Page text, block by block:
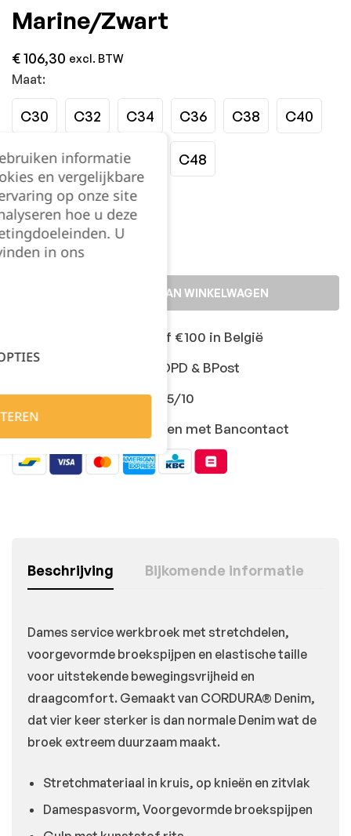
Marine/Zwart
€106,30 excl. BTW
Maat:
C30 C32 C34 C36 C38 C40
C42 C44 C46 C48
Kies je aantal:
TOEVOEGEN AAN WINKELWAGEN
Gratis levering vanaf €100 in België
Snelle levering met DPD & BPost
Klanten geven ons 9,5/10
Veilig online afrekenen met Bancontact
Beschrijving Bijkomende informatie
Dames service werkbroek met stretchdelen,
voorgevormde broekspijpen en elastische taille
voor uitstekende bewegingsvrijheid en
draagcomfort. Gemaakt van CORDURA® Denim,
dat vier keer sterker is dan normale Denim wat de
broek extreem duurzaam maakt.
Stretchmateriaal in kruis, op knieën en zitvlak
Damespasvorm, Voorgevormde broekspijpen
informatie
en vergelijkbare
op onze site
hoe u deze
U
in ons